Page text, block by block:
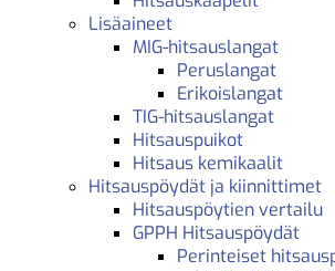
Lisäaineet
MIG-hitsauslangat
Peruslangat
Erikoislangat
TIG-hitsauslangat
Hitsauspuikot
Hitsaus kemikaalit
Hitsauspöydät ja kiinnittimet
Hitsauspöytien vertailu
GPPH Hitsauspöydät
Perinteiset